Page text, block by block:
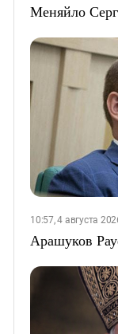
Меняйло
10:57, 4 августа
Арашуков